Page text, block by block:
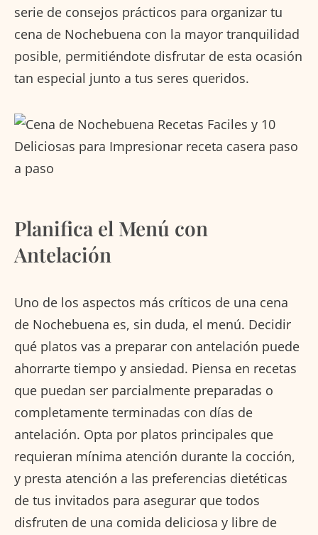
serie de consejos prácticos para organizar tu
cena de Nochebuena con la mayor tranquilidad
posible, permitiéndote disfrutar de esta ocasión
tan especial junto a tus seres queridos.
Planifica el Menú con
Antelación
Uno de los aspectos más críticos de una cena
de Nochebuena es, sin duda, el menú. Decidir
qué platos vas a preparar con antelación puede
ahorrarte tiempo y ansiedad. Piensa en recetas
que puedan ser parcialmente preparadas o
completamente terminadas con días de
antelación. Opta por platos principales que
requieran mínima atención durante la cocción,
y presta atención a las preferencias dietéticas
de tus invitados para asegurar que todos
disfruten de una comida deliciosa y libre de